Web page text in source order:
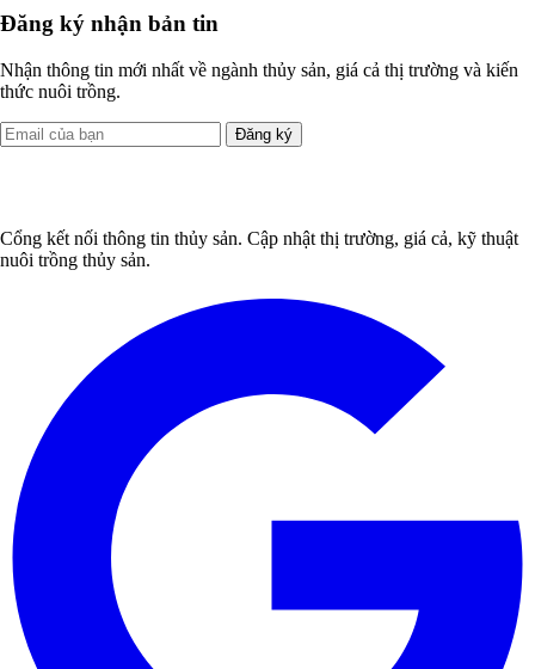
Đăng ký nhận bản tin
Nhận thông tin mới nhất về ngành thủy sản, giá cả thị trường và kiến
thức nuôi trồng.
Đăng ký
Cổng kết nối thông tin thủy sản. Cập nhật thị trường, giá cả, kỹ thuật
nuôi trồng thủy sản.